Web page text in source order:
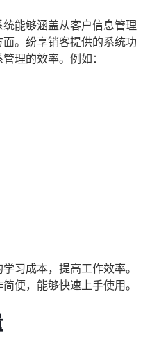
能够涵盖从客户信息管理
。纷享销客提供的系统功
理的效率。例如：
习成本，提高工作效率。
便，能够快速上手使用。